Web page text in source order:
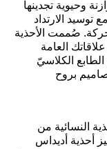
وحيوية تجدينها
الارتداد
صُممت الأحذية
العامة
الكلاسيّ
بروح
النسائية من
أحذية أديداس